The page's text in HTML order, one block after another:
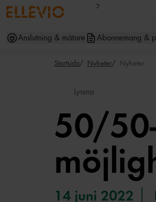
Anslutning & mätare Abonnemang &
Startsida Nyheter Nyheter
Lyssna
50/
14 juni 2022